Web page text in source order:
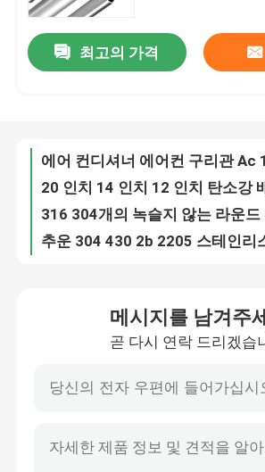
제품
우리에 대하여
품질 관리
연락주세요
스테인레스 강 둥근 파이프
최고의 가격
메시지를 남겨주
곧 다시 연락 드리겠습